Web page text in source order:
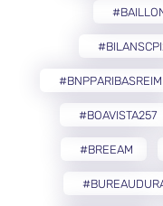
#BNPPARIBASREIM
#BOAVISTA257
#BREEAM